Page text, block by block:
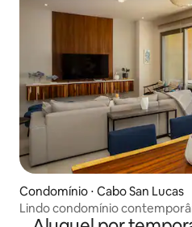
Condomínio ⋅ Cabo San Lucas
Lindo condomínio
e para o mar